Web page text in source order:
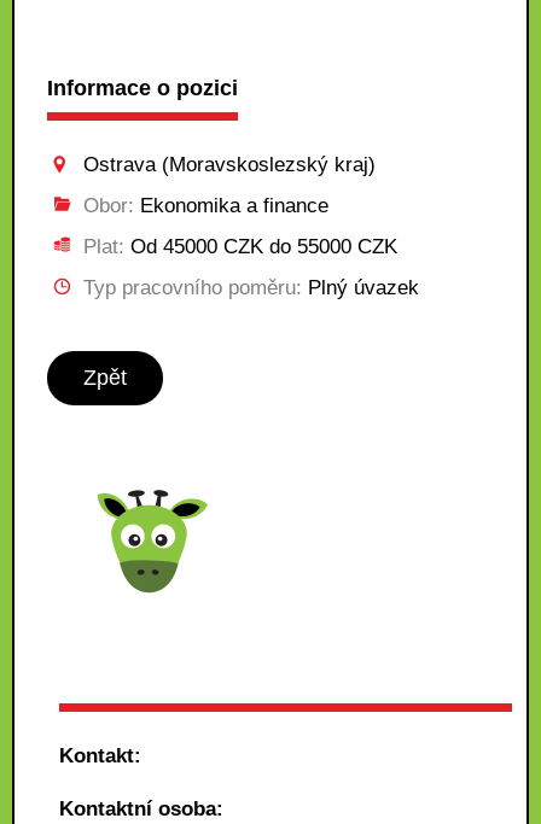
Informace o pozici
Ostrava (Moravskoslezský kraj)
Obor: Ekonomika a finance
Plat: Od 45000 CZK do 55000 CZK
Typ pracovního poměru: Plný úvazek
Zpět
Kontakt:
Kontaktní osoba: